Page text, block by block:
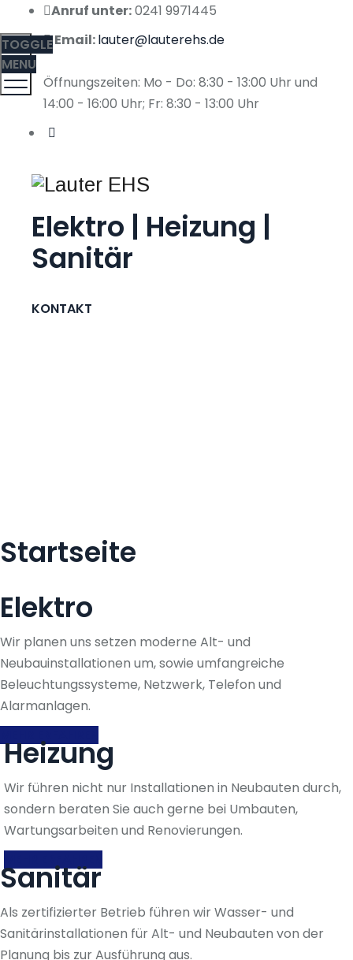
Anruf unter:0241 9971445
Email:lauter@lauterehs.de
Öffnungszeiten: Mo - Do: 8:30 - 13:00 Uhr und
14:00 - 16:00 Uhr; Fr: 8:30 - 13:00 Uhr
Elektro | Heizung |
Sanitär
KONTAKT
TOGGLE
MENU
Startseite
Elektro
Wir planen uns setzen moderne Alt- und
Neubauinstallationen um, sowie umfangreiche
Beleuchtungssysteme, Netzwerk, Telefon und
Alarmanlagen.
Heizung
Wir führen nicht nur Installationen in Neubauten durch,
sondern beraten Sie auch gerne bei Umbauten,
Wartungsarbeiten und Renovierungen.
Sanitär
Als zertifizierter Betrieb führen wir Wasser- und
Sanitärinstallationen für Alt- und Neubauten von der
Planung bis zur Ausführung aus.